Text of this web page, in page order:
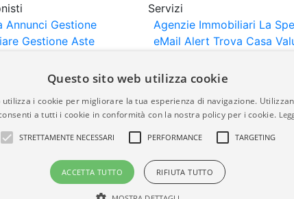
Annunci Gestione
Gestione Aste
Importazione
Servizi
Agenzie Immobiliari La
eMail Alert Trova Casa
vengono pubblicati da agenzie immobiliari e
della correttezza, della completezza, della
Questo sito web utilizza cookie
utilizza i cookie per migliorare la tua esperienza di navigazione.
a tutti i cookie in conformità con la nostra policy per i cookie.
STRETTAMENTE NECESSARI PERFORMANCE TARGETING
ACCETTA TUTTO RIFIUTA TUTTO